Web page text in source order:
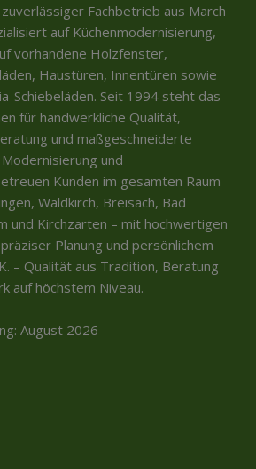
Fachbetrieb aus March
auf Küchenmodernisierung,
vorhandene Holzfenster,
Haustüren, Innentüren sowie
Schiebeläden. Seit 1994 steht das
für handwerkliche Qualität,
und maßgeschneiderte
und
Kunden im gesamten Raum
Waldkirch, Breisach, Bad
und Kirchzarten – mit hochwertigen
Planung und persönlichem
– Qualität aus Tradition, Beratung
auf höchstem Niveau.
August 2026